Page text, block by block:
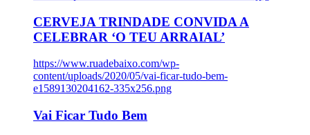
CERVEJA TRINDADE CONVIDA A
CELEBRAR ‘O TEU ARRAIAL’
https://www.ruadebaixo.com/wp-
content/uploads/2020/05/vai-ficar-tudo-bem-
e1589130204162-335x256.png
Vai Ficar Tudo Bem